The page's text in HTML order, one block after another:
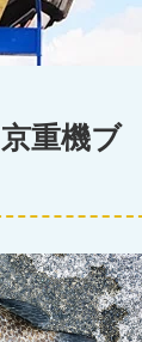
重機ブ